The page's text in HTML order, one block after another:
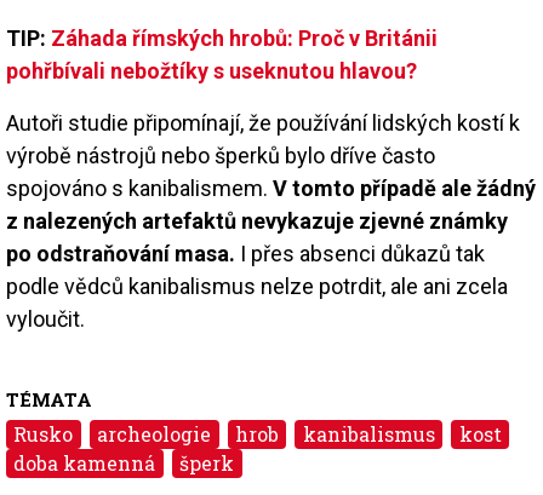
TIP: Záhada římských hrobů: Proč v Británii
pohřbívali nebožtíky s useknutou hlavou?
Autoři studie připomínají, že používání lidských kostí k
výrobě nástrojů nebo šperků bylo dříve často
spojováno s kanibalismem. V tomto případě ale žádný
z nalezených artefaktů nevykazuje zjevné známky
po odstraňování masa. I přes absenci důkazů tak
podle vědců kanibalismus nelze potrdit, ale ani zcela
vyloučit.
TÉMATA
Rusko archeologie hrob kanibalismus
kost
doba kamenná
šperk